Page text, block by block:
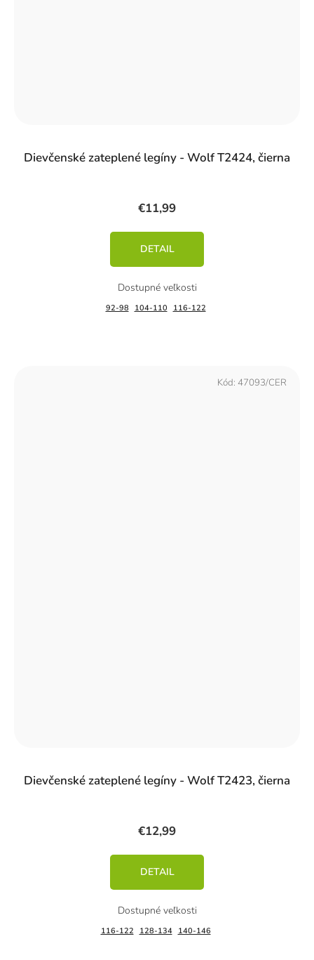
Dievčenské zateplené legíny - Wolf T2424, čierna
€11,99
DETAIL
92-98 104-110 116-122
Dievčenské zateplené legíny - Wolf T2423, čierna
€12,99
DETAIL
116-122 128-134 140-146
Kód: 47093/CER